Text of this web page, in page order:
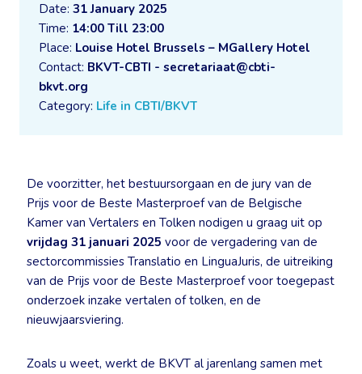
Date: 31 January 2025
Time: 14:00 Till 23:00
Place: Louise Hotel Brussels – MGallery Hotel
Contact: BKVT-CBTI - secretariaat@cbti-
bkvt.org
Category: Life in CBTI/BKVT
De voorzitter, het bestuursorgaan en de jury van de
Prijs voor de Beste Masterproef van de Belgische
Kamer van Vertalers en Tolken nodigen u graag uit op
vrijdag 31 januari 2025 voor de vergadering van de
sectorcommissies Translatio en LinguaJuris, de uitreiking
van de Prijs voor de Beste Masterproef voor toegepast
onderzoek inzake vertalen of tolken, en de
nieuwjaarsviering.
Zoals u weet, werkt de BKVT al jarenlang samen met